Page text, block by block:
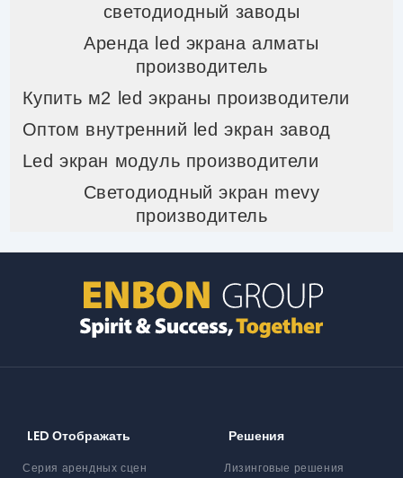
светодиодный заводы
Аренда led экрана алматы
производитель
Купить м2 led экраны производители
Оптом внутренний led экран завод
Led экран модуль производители
Светодиодный экран mevy
производитель
LED Отображать
Серия арендных сцен
Решения
Лизинговые решения